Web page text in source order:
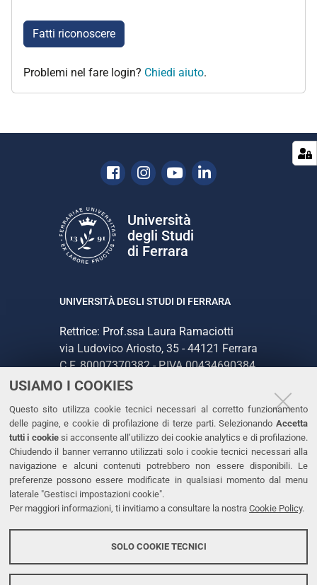
USIAMO I COOKIES
Questo sito utilizza cookie tecnici necessari al corretto funzionamento
delle pagine, e cookie di profilazione di terze parti. Selezionando Accetta
tutti i cookiesi acconsente all’utilizzo dei cookie analytics e di profilazione.
Chiudendo il banner verranno utilizzati solo i cookie tecnici necessari alla
navigazione e alcuni contenuti potrebbero non essere disponibili. Le
preferenze possono essere modificate in qualsiasi momento dal menu
laterale "Gestisci impostazioni cookie".
Per maggiori informazioni, ti invitiamo a consultare la nostra Cookie Policy.
SOLO COOKIE TECNICI
Fatti riconoscere
Problemi nel fare login? Chiedi aiuto.
Facebook
Instagram
YoutubeLinkedin
Università
degli Studi
di Ferrara
UNIVERSITÀ DEGLI STUDI DI FERRARA
Rettrice: Prof.ssa Laura Ramaciotti
via Ludovico Ariosto, 35 - 44121 Ferrara
C.F. 80007370382 - P.IVA 00434690384
CONTATTI
Tel. +39 0532 293111
Fax. +39 0532 293031
PEC
LINKS
Accessibilità
Protezione dati personali